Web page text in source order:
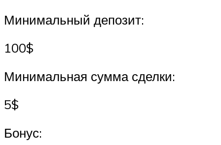
Минимальный депозит:
100$
Минимальная сумма сделки:
5$
Бонус: